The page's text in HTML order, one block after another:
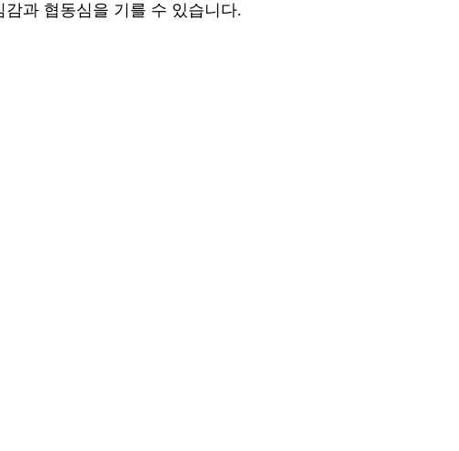
과 협동심을 기를 수 있습니다.